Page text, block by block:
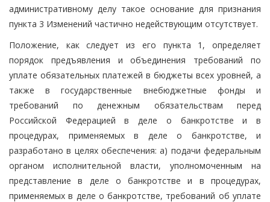
административному делу такое основание для признания
пункта 3 Изменений частично недействующим отсутствует.
Положение, как следует из его пункта 1, определяет
порядок предъявления и объединения требований по
уплате обязательных платежей в бюджеты всех уровней, а
также в государственные внебюджетные фонды и
требований по денежным обязательствам перед
Российской Федерацией в деле о банкротстве и в
процедурах, применяемых в деле о банкротстве, и
разработано в целях обеспечения: а) подачи федеральным
органом исполнительной власти, уполномоченным на
представление в деле о банкротстве и в процедурах,
применяемых в деле о банкротстве, требований об уплате